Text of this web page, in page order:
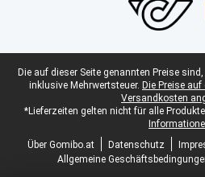
Juristische Fußzeile
Die auf dieser Seite genannten Preise
inklusive Mehrwertsteuer. Die Preise
Versandkosten
*Lieferzeiten gelten nicht für alle
Über Gomibo.at
Datenschutz
Allgemeine